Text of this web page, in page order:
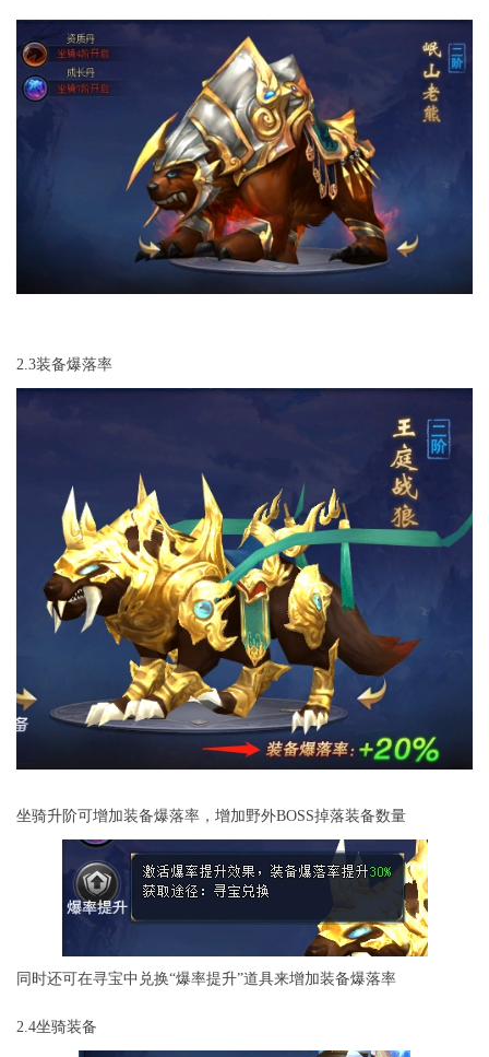
2.3装备爆落率
坐骑升阶可增加装备爆落率，增加野外BOSS掉落装备数量
同时还可在寻宝中兑换“爆率提升”道具来增加装备爆落率
2.4坐骑装备